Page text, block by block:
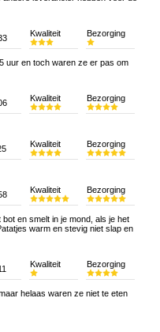
Kwaliteit Bezorging
uur en toch waren ze er pas om
Kwaliteit Bezorging
Kwaliteit Bezorging
Kwaliteit Bezorging
en smelt in je mond, als je het
warm en stevig niet slap en
Kwaliteit Bezorging
helaas waren ze niet te eten